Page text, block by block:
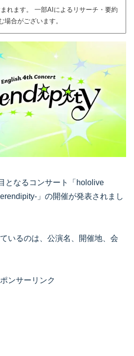
れます。 一部AIによるリサーチ・要約
場合がございます。
となるコンサート「hololive
」の開催が発表されまし
いるのは、公演名、開催地、会
ンサーリンク